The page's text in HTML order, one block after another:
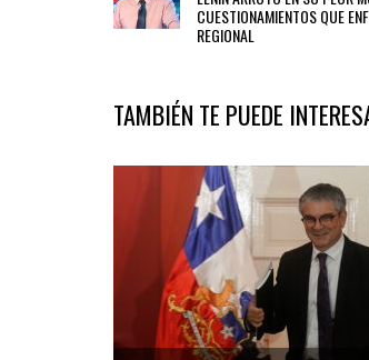
CUESTIONAMIENTOS QUE
REGIONAL
TAMBIÉN TE PUEDE